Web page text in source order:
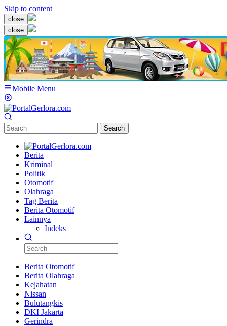
Skip to content
close
close
Mobile Menu
Search
Berita
Kriminal
Politik
Otomotif
Olahraga
Tag Berita
Berita Otomotif
Lainnya
Indeks
Berita Otomotif
Berita Olahraga
Kejahatan
Nissan
Bulutangkis
DKI Jakarta
Gerindra